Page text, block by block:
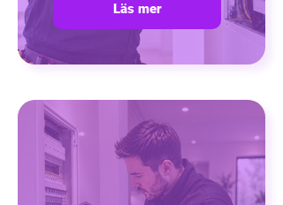
Läs mer